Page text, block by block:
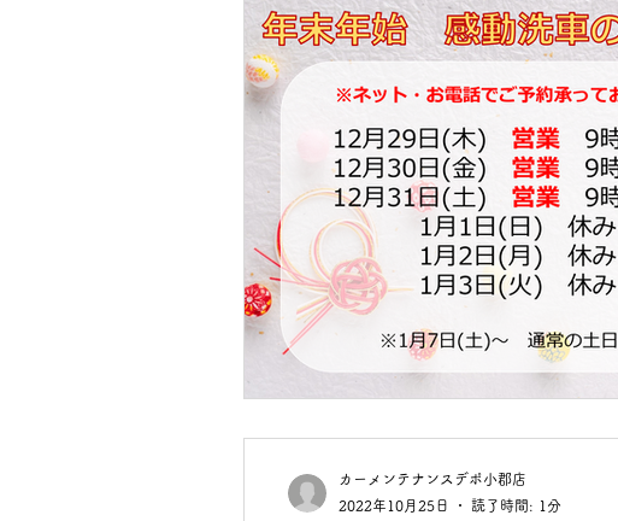
車検・整備
カーメンテナンスデポ小郡店
2022年10月25日
読了時間: 1分